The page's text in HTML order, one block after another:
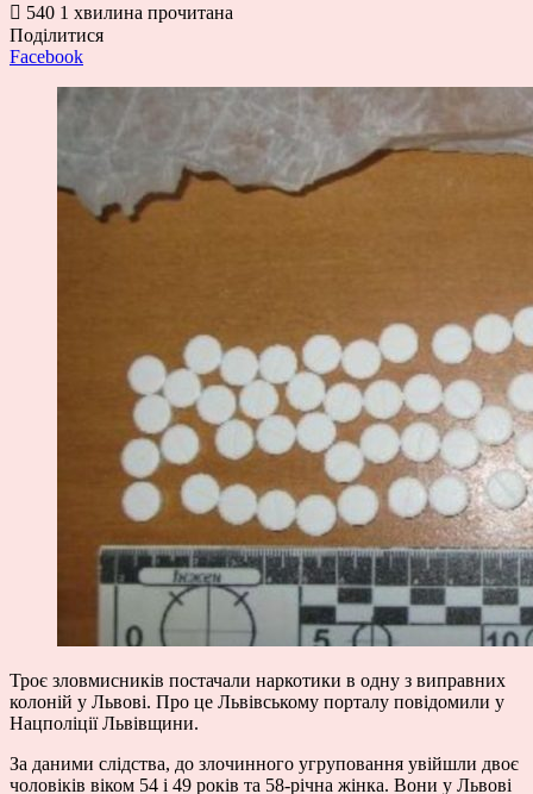
540 1 хвилина прочитана
Поділитися
Facebook
Троє зловмисників постачали наркотики в одну з виправних
колоній у Львові. Про це Львівському порталу повідомили у
Нацполіції Львівщини.
За даними слідства, до злочинного угруповання увійшли двоє
чоловіків віком 54 і 49 років та 58-річна жінка. Вони у Львові